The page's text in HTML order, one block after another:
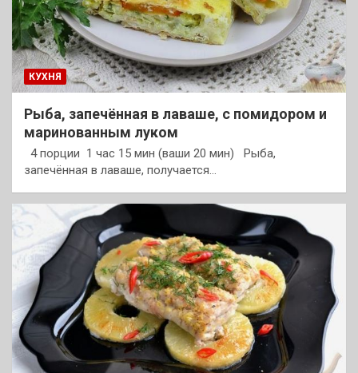
КУХНЯ
Рыба, запечённая в лаваше, с помидором и
маринованным луком
4 порции 1 час 15 мин (ваши 20 мин) Рыба,
запечённая в лаваше, получается…